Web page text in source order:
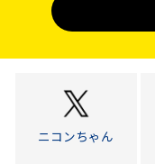
ニコンちゃん